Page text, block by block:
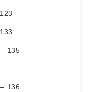
135
136